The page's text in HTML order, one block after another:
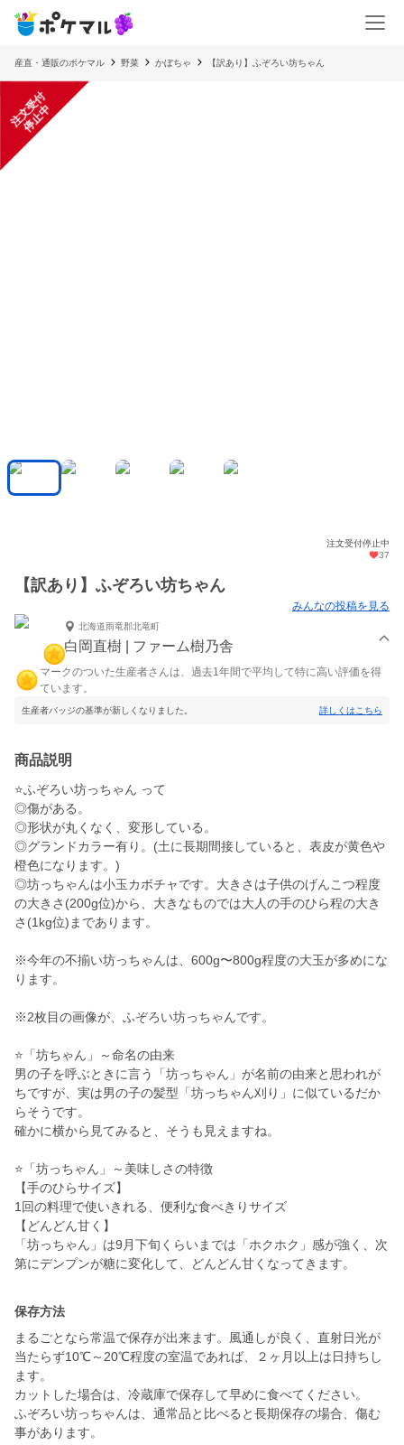
産直・通販のポケマル 野菜 かぼちゃ 【訳あり】ふぞろい坊ちゃん
注
文
受
付
停
止
中
注文受付停止中
37
【訳あり】ふぞろい坊ちゃん
みんなの投稿を見る
北海道雨竜郡北竜町
白岡直樹 | ファーム樹乃舎
マークのついた生産者さんは、過去1年間で平均して特に高い評価を得
ています。
生産者バッジの基準が新しくなりました。 詳しくはこちら
商品説明
⭐ふぞろい坊っちゃん って
◎傷がある。
◎形状が丸くなく、変形している。
◎グランドカラー有り。(土に長期間接していると、表皮が黄色や
橙色になります。)
◎坊っちゃんは小玉カボチャです。大きさは子供のげんこつ程度
の大きさ(200g位)から、大きなものでは大人の手のひら程の大き
さ(1kg位)まであります。
※今年の不揃い坊っちゃんは、600g〜800g程度の大玉が多めにな
ります。
※2枚目の画像が、ふぞろい坊っちゃんです。
⭐「坊ちゃん」～命名の由来
男の子を呼ぶときに言う「坊っちゃん」が名前の由来と思われが
ちですが、実は男の子の髪型「坊っちゃん刈り」に似ているだか
らそうです。
確かに横から見てみると、そうも見えますね。
⭐「坊っちゃん」～美味しさの特徴
【手のひらサイズ】
1回の料理で使いきれる、便利な食べきりサイズ
【どんどん甘く】
「坊っちゃん」は9月下旬くらいまでは「ホクホク」感が強く、次
保存方法
まるごとなら常温で保存が出来ます。風通しが良く、直射日光が
当たらず10℃～20℃程度の室温であれば、２ヶ月以上は日持ちし
ます。
カットした場合は、冷蔵庫で保存して早めに食べてください。
ふぞろい坊っちゃんは、通常品と比べると長期保存の場合、傷む
事があります。